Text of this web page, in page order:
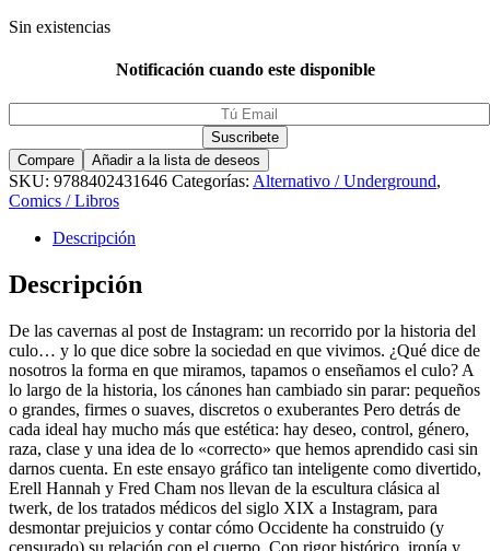
Sin existencias
Notificación cuando este disponible
Compare Añadir a la lista de deseos
SKU: 9788402431646 Categorías: Alternativo / Underground,
Comics / Libros
Descripción
Descripción
De las cavernas al post de Instagram: un recorrido por la historia del
culo… y lo que dice sobre la sociedad en que vivimos. ¿Qué dice de
nosotros la forma en que miramos, tapamos o enseñamos el culo? A
lo largo de la historia, los cánones han cambiado sin parar: pequeños
o grandes, firmes o suaves, discretos o exuberantes Pero detrás de
cada ideal hay mucho más que estética: hay deseo, control, género,
raza, clase y una idea de lo «correcto» que hemos aprendido casi sin
darnos cuenta. En este ensayo gráfico tan inteligente como divertido,
Erell Hannah y Fred Cham nos llevan de la escultura clásica al
twerk, de los tratados médicos del siglo XIX a Instagram, para
desmontar prejuicios y contar cómo Occidente ha construido (y
censurado) su relación con el cuerpo. Con rigor histórico, ironía y